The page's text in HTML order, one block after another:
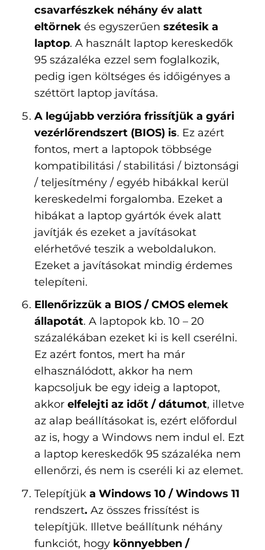
csavarfészkek néhány év alatt
eltörnekés egyszerűen szétesik a
laptop. A használt laptop kereskedők
95 százaléka ezzel sem foglalkozik,
pedig igen költséges és időigényes a
széttört laptop javítása.
A legújabb verzióra frissítjük a gyári
vezérlőrendszert (BIOS) is. Ez azért
fontos, mert a laptopok többsége
kompatibilitási / stabilitási / biztonsági
/ teljesítmény / egyéb hibákkal kerül
kereskedelmi forgalomba. Ezeket a
hibákat a laptop gyártók évek alatt
javítják és ezeket a javításokat
elérhetővé teszik a weboldalukon.
Ezeket a javításokat mindig érdemes
telepíteni.
Ellenőrizzük a BIOS / CMOS elemek
állapotát. A laptopok kb. 10 – 20
százalékában ezeket ki is kell cserélni.
Ez azért fontos, mert ha már
elhasználódott, akkor ha nem
kapcsoljuk be egy ideig a laptopot,
akkor elfelejti az időt / dátumot, illetve
az alap beállításokat is, ezért előfordul
az is, hogy a Windows nem indul el. Ezt
a laptop kereskedők 95 százaléka nem
ellenőrzi, és nem is cseréli ki az elemet.
Telepítjük a Windows 10 / Windows 11
rendszert. Az összes frissítést is
telepítjük. Illetve beállítunk néhány
funkciót, hogy könnyebben /